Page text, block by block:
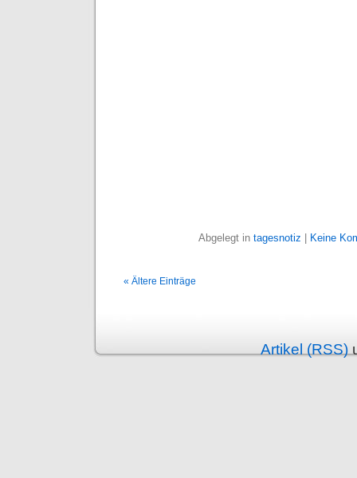
Abgelegt in tagesnotiz Keine
« Ältere Einträge
Artikel (RSS)